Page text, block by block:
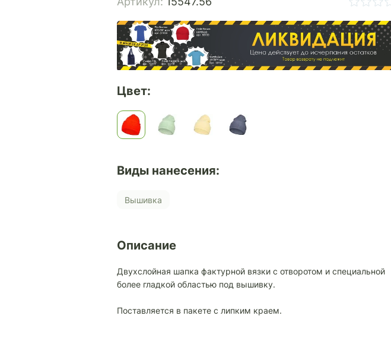
Цвет:
Виды нанесения:
Вышивка
Описание
Двухслойная шапка фактурной вязки с отворотом и специальной
более гладкой областью под вышивку.
Поставляется в пакете с липким краем.